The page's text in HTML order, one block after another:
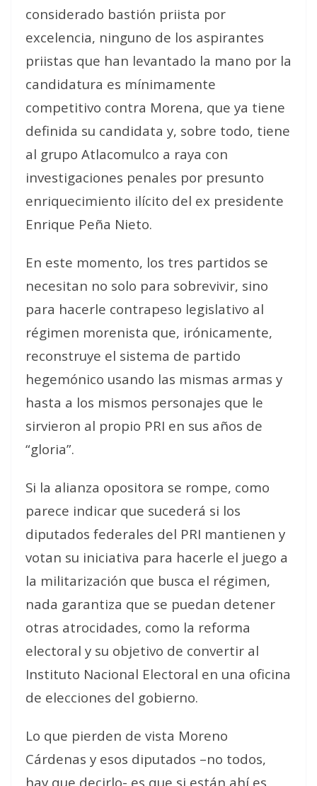
considerado bastión priista por
excelencia, ninguno de los aspirantes
priistas que han levantado la mano por la
candidatura es mínimamente
competitivo contra Morena, que ya tiene
definida su candidata y, sobre todo, tiene
al grupo Atlacomulco a raya con
investigaciones penales por presunto
enriquecimiento ilícito del ex presidente
Enrique Peña Nieto.
En este momento, los tres partidos se
necesitan no solo para sobrevivir, sino
para hacerle contrapeso legislativo al
régimen morenista que, irónicamente,
reconstruye el sistema de partido
hegemónico usando las mismas armas y
hasta a los mismos personajes que le
sirvieron al propio PRI en sus años de
“gloria”.
Si la alianza opositora se rompe, como
parece indicar que sucederá si los
diputados federales del PRI mantienen y
votan su iniciativa para hacerle el juego a
la militarización que busca el régimen,
nada garantiza que se puedan detener
otras atrocidades, como la reforma
electoral y su objetivo de convertir al
Instituto Nacional Electoral en una oficina
de elecciones del gobierno.
Lo que pierden de vista Moreno
Cárdenas y esos diputados –no todos,
hay que decirlo- es que si están ahí es